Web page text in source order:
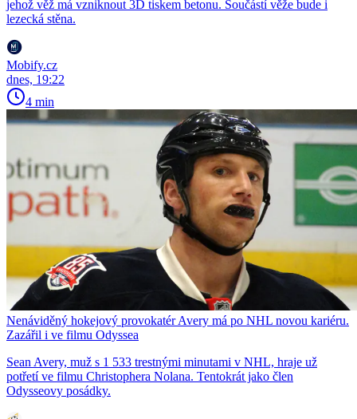
jehož věž má vzniknout 3D tiskem betonu. Součástí věže bude i
lezecká stěna.
Mobify.cz
dnes, 19:22
4 min
Nenáviděný hokejový provokatér Avery má po NHL novou kariéru.
Zazářil i ve filmu Odyssea
Sean Avery, muž s 1 533 trestnými minutami v NHL, hraje už
potřetí ve filmu Christophera Nolana. Tentokrát jako člen
Odysseovy posádky.